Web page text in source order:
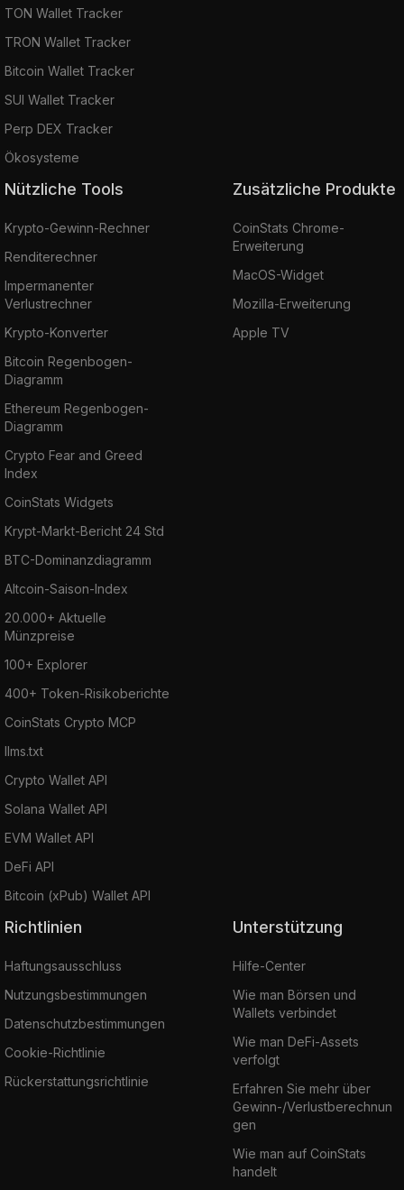
TON Wallet Tracker
TRON Wallet Tracker
Bitcoin Wallet Tracker
SUI Wallet Tracker
Perp DEX Tracker
Ökosysteme
Nützliche Tools
Krypto-Gewinn-Rechner
Renditerechner
Impermanenter
Verlustrechner
Krypto-Konverter
Bitcoin Regenbogen-
Diagramm
Ethereum Regenbogen-
Diagramm
Crypto Fear and Greed
Index
CoinStats Widgets
Krypt-Markt-Bericht 24 Std
BTC-Dominanzdiagramm
Altcoin-Saison-Index
20.000+ Aktuelle
Münzpreise
100+ Explorer
400+ Token-Risikoberichte
CoinStats Crypto MCP
llms.txt
Crypto Wallet API
Solana Wallet API
EVM Wallet API
DeFi API
Bitcoin (xPub) Wallet API
Zusätzliche Produkte
CoinStats Chrome-
Erweiterung
MacOS-Widget
Mozilla-Erweiterung
Apple TV
Richtlinien
Haftungsausschluss
Nutzungsbestimmungen
Datenschutzbestimmungen
Cookie-Richtlinie
Rückerstattungsrichtlinie
Unterstützung
Hilfe-Center
Wie man Börsen und
Wallets verbindet
Wie man DeFi-Assets
verfolgt
Erfahren Sie mehr über
Gewinn-/Verlustberechnun
gen
Wie man auf CoinStats
handelt